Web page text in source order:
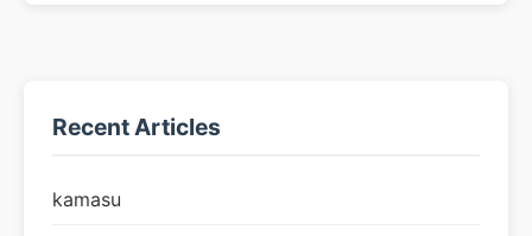
Recent Articles
kamasu